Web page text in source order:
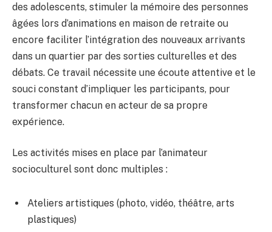
des adolescents, stimuler la mémoire des personnes
âgées lors d’animations en maison de retraite ou
encore faciliter l’intégration des nouveaux arrivants
dans un quartier par des sorties culturelles et des
débats. Ce travail nécessite une écoute attentive et le
souci constant d’impliquer les participants, pour
transformer chacun en acteur de sa propre
expérience.
Les activités mises en place par l’animateur
socioculturel sont donc multiples :
Ateliers artistiques (photo, vidéo, théâtre, arts
plastiques)